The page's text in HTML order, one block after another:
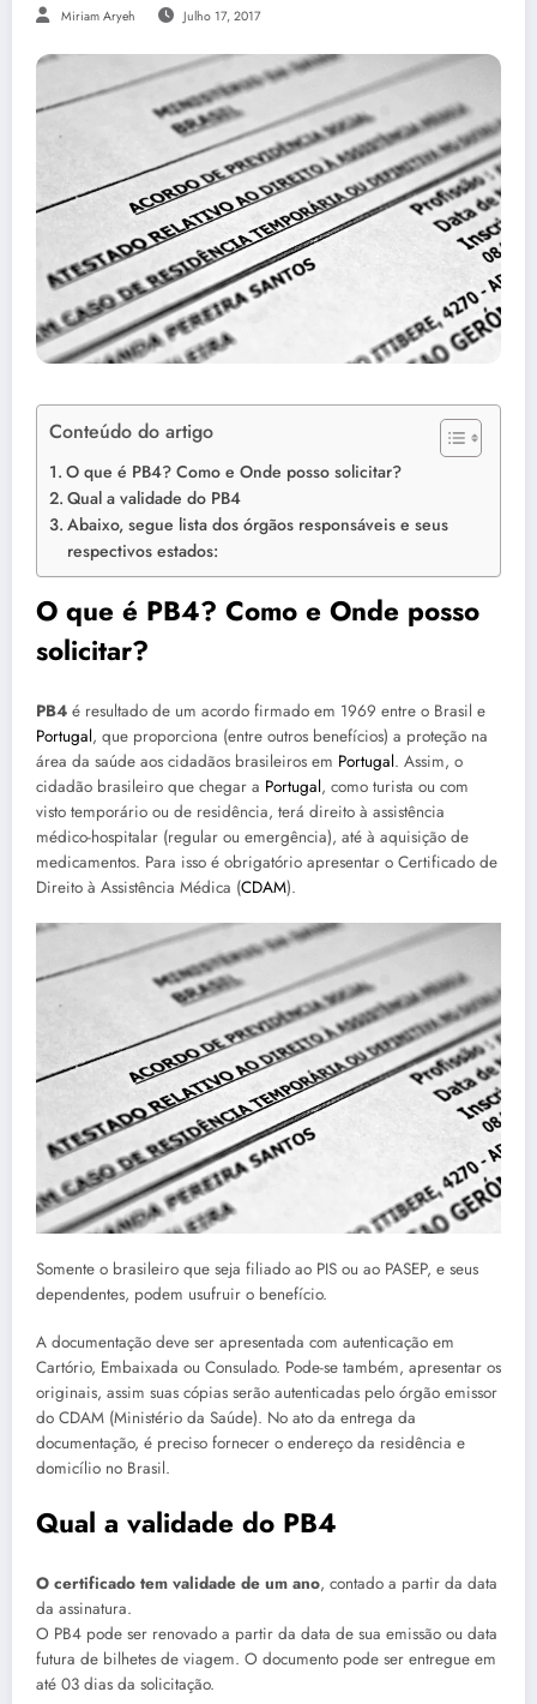
Miriam Aryeh Julho 17, 2017
Conteúdo do artigo
O que é PB4? Como e Onde posso solicitar?
Qual a validade do PB4
Abaixo, segue lista dos órgãos responsáveis e seus
respectivos estados:
O que é PB4? Como e Onde posso
solicitar?
PB4 é resultado de um acordo firmado em 1969 entre o Brasil e
Portugal, que proporciona (entre outros benefícios) a proteção na
área da saúde aos cidadãos brasileiros em Portugal. Assim, o
cidadão brasileiro que chegar a Portugal, como turista ou com
visto temporário ou de residência, terá direito à assistência
médico-hospitalar (regular ou emergência), até à aquisição de
medicamentos. Para isso é obrigatório apresentar o Certificado de
Direito à Assistência Médica (CDAM).
Somente o brasileiro que seja filiado ao PIS ou ao PASEP, e seus
dependentes, podem usufruir o benefício.
A documentação deve ser apresentada com autenticação em
Cartório, Embaixada ou Consulado. Pode-se também, apresentar os
originais, assim suas cópias serão autenticadas pelo órgão emissor
do CDAM (Ministério da Saúde). No ato da entrega da
documentação, é preciso fornecer o endereço da residência e
domicílio no Brasil.
Qual a validade do PB4
O certificado tem validade de um ano, contado a partir da data
da assinatura.
O PB4 pode ser renovado a partir da data de sua emissão ou data
futura de bilhetes de viagem. O documento pode ser entregue em
até 03 dias da solicitação.